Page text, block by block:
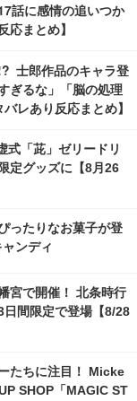
話に感情の追いつか
応まとめ】
士郎作品のキャラ登
ぎるな」「脳の処理
レあり反応まとめ】
式「茈」ゼリードリ
定グッズに【8月26
ったりなお菓子が登
ンディ
宮で開催！ 北条時行
日間限定で登場【8/28
たちに注目！ Micke
SHOP「MAGIC ST